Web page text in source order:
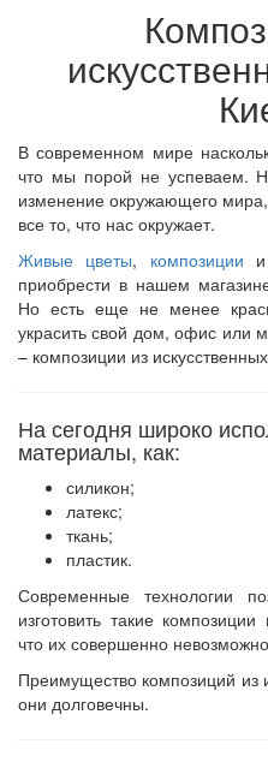
В современном мире
что мы порой не успеваем.
изменение окружающего
все то, что нас окружает.
Живые цветы, композиции
приобрести в нашем
Но есть еще не менее
украсить свой дом, офис или
– композиции из
На сегодня широко
материалы, как:
силикон;
латекс;
ткань;
пластик.
Современные технологии
изготовить такие композиции
что их совершенно
Преимущество композиций из
они долговечны.